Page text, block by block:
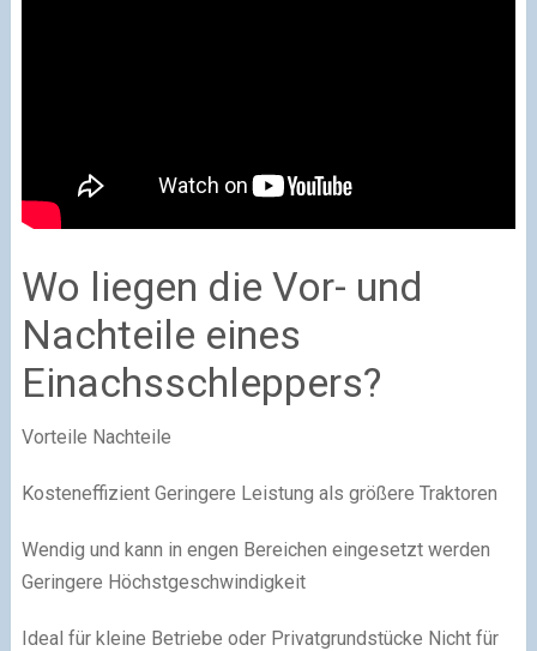
Wo liegen die Vor- und
Nachteile eines
Einachsschleppers?
Vorteile Nachteile
Kosteneffizient Geringere Leistung als größere Traktoren
Wendig und kann in engen Bereichen eingesetzt werden
Geringere Höchstgeschwindigkeit
Ideal für kleine Betriebe oder Privatgrundstücke Nicht für